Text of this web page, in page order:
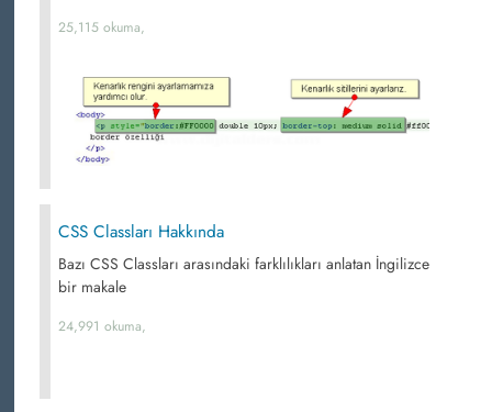
25,115 okuma,
CSS Classları Hakkında
Bazı CSS Classları arasındaki farklılıkları anlatan İngilizce
bir makale
24,991 okuma,